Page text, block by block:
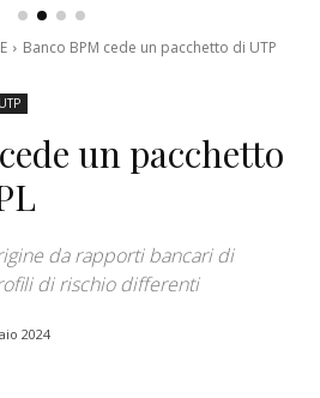
Banco BPM cede un pacchetto di UTP
UTP
un pacchetto
da rapporti bancari di
di rischio differenti
2024